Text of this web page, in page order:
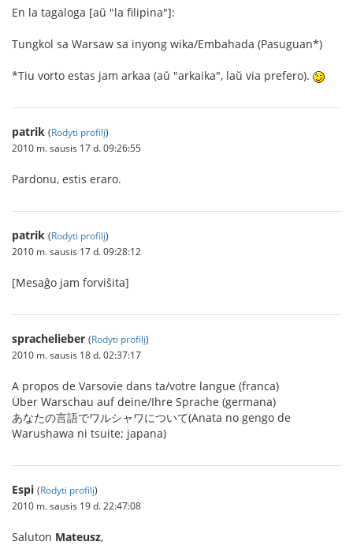
En la tagaloga [aŭ "la filipina"]:
Tungkol sa Warsaw sa inyong wika/Embahada (Pasuguan*)
*Tiu vorto estas jam arkaa (aŭ "arkaika", laŭ via prefero).
patrik (Rodyti profilį)
2010 m. sausis 17 d. 09:26:55
Pardonu, estis eraro.
patrik (Rodyti profilį)
2010 m. sausis 17 d. 09:28:12
[Mesaĝo jam forviŝita]
sprachelieber (Rodyti profilį)
2010 m. sausis 18 d. 02:37:17
A propos de Varsovie dans ta/votre langue (franca)
Über Warschau auf deine/Ihre Sprache (germana)
あなたの言語でワルシャワについて(Anata no gengo de
Warushawa ni tsuite; japana)
Espi (Rodyti profilį)
2010 m. sausis 19 d. 22:47:08
Saluton Mateusz,